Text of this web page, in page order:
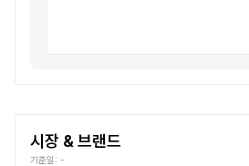
시장 & 브랜드
기준일: -